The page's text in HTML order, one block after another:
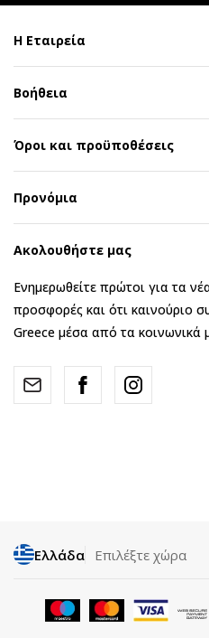
Η Εταιρεία
Βοήθεια
Όροι και προϋποθέσεις
Προνόμια
Ακολουθήστε μας
Ενημερωθείτε πρώτοι για τα
προσφορές και ότι καινούριο
Greece μέσα από τα κοινωνικά
Ελλάδα Επιλέξτε χώρα